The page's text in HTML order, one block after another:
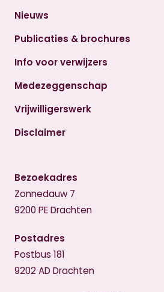
Nieuws
Publicaties & brochures
Info voor verwijzers
Medezeggenschap
Vrijwilligerswerk
Disclaimer
Bezoekadres
Zonnedauw 7
9200 PE Drachten
Postadres
Postbus 181
9202 AD Drachten